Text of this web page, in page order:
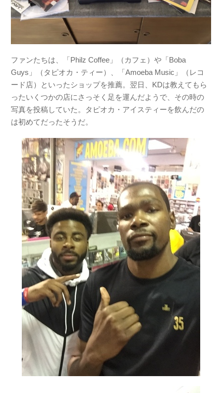
ファンたちは、「Philz Coffee」（カフェ）や「Boba
Guys」（タピオカ・ティー）、「Amoeba Music」（レコ
ード店）といったショップを推薦。翌日、KDは教えてもら
ったいくつかの店にさっそく足を運んだようで、その時の
写真を投稿していた。タピオカ・アイスティーを飲んだの
は初めてだったそうだ。